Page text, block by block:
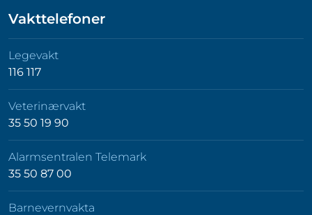
Vakttelefoner
Legevakt
116 117
Veterinærvakt
35 50 19 90
Alarmsentralen Telemark
35 50 87 00
Barnevernvakta